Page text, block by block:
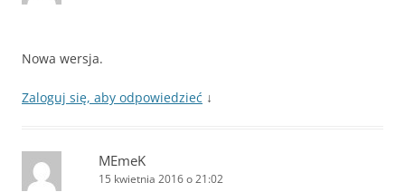
Nowa wersja.
Zaloguj się, aby odpowiedzieć ↓
MEmeK
15 kwietnia 2016 o 21:02